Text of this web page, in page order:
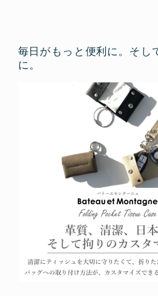
毎日がもっと便利に。そし
に。